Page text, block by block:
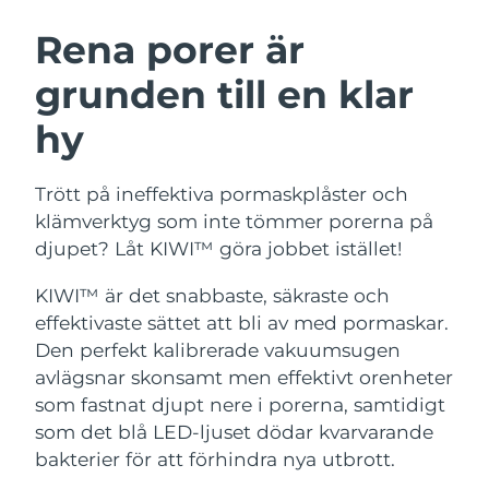
Rena porer är
grunden till en klar
hy
Trött på ineffektiva pormaskplåster och
klämverktyg som inte tömmer porerna på
djupet? Låt KIWI™ göra jobbet istället!
KIWI™ är det snabbaste, säkraste och
effektivaste sättet att bli av med pormaskar.
Den perfekt kalibrerade vakuumsugen
avlägsnar skonsamt men effektivt orenheter
som fastnat djupt nere i porerna, samtidigt
som det blå LED-ljuset dödar kvarvarande
bakterier för att förhindra nya utbrott.
Ansiktsrengöring
Anti-aging massage
Massage, LED heating
LUNA™ 4 Men
For men, anti-aging massage
Microcurrent toning
Microcurrent toning on-the-go
BEAR™ 2 eyes & lips
Microcurrent line smoothing device
Återfuktning
UFO™ 3-paket
Deep facial hydration
UFO™ 3 LED
Near-infrared and red light therapy
device
Munvård
issa™ 4
Hybrid silicone sonic toothbrush
issa™ 4 plus
Smart hybrid silicone sonic toothbrush
FAQ™ ANTI-AGING-BEHANDLING
Anti-aging LED-behandlingar
NEW
Österrike Förväntad leverans
Bahrain Förväntad leverans8/11/26
Belgien
Bermuda Förväntad leverans8/16/26
Bosnien och
Hercegovina
Förväntad leverans
Brunei Förväntad leverans 8/15/26
Bulgarien Förväntad leverans
Kanada Förväntad leverans8/14/26
Chile Förväntad leverans